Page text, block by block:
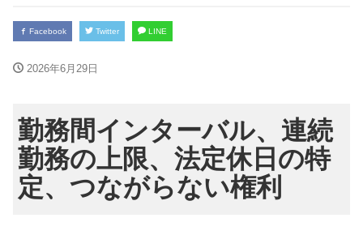
Facebook Twitter LINE
2026年6月29日
勤務間インターバル、連続
勤務の上限、法定休日の特
定、つながらない権利